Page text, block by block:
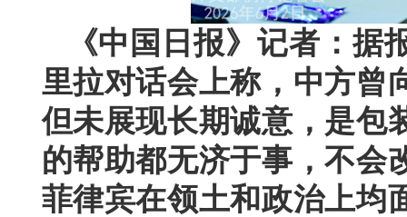
《中国日报》记者：
里拉对话会上称，中方曾
但未展现长期诚意，是包
的帮助都无济于事，不会
菲律宾在领土和政治上均